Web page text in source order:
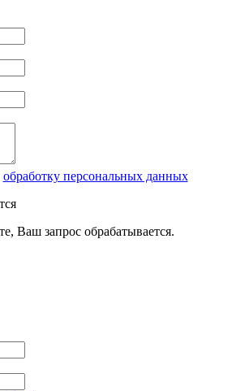
обработку персональных данных
Ваш запрос обрабатывается.